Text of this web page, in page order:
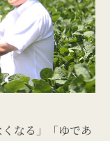
なる」「ゆであ